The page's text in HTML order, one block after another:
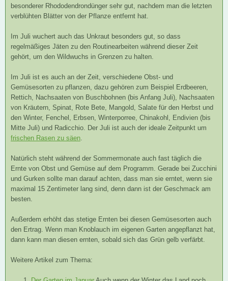
besonderer Rhododendrondünger sehr gut, nachdem man die letzten
verblühten Blätter von der Pflanze entfernt hat.
Im Juli wuchert auch das Unkraut besonders gut, so dass
regelmäßiges Jäten zu den Routinearbeiten während dieser Zeit
gehört, um den Wildwuchs in Grenzen zu halten.
Im Juli ist es auch an der Zeit, verschiedene Obst- und
Gemüsesorten zu pflanzen, dazu gehören zum Beispiel Erdbeeren,
Rettich, Nachsaaten von Buschbohnen (bis Anfang Juli), Nachsaaten
von Kräutern, Spinat, Rote Bete, Mangold, Salate für den Herbst und
den Winter, Fenchel, Erbsen, Winterporree, Chinakohl, Endivien (bis
Mitte Juli) und Radicchio. Der Juli ist auch der ideale Zeitpunkt um
frischen Rasen zu säen.
Natürlich steht während der Sommermonate auch fast täglich die
Ernte von Obst und Gemüse auf dem Programm. Gerade bei Zucchini
und Gurken sollte man darauf achten, dass man sie erntet, wenn sie
maximal 15 Zentimeter lang sind, denn dann ist der Geschmack am
besten.
Außerdem erhöht das stetige Ernten bei diesen Gemüsesorten auch
den Ertrag. Wenn man Knoblauch im eigenen Garten angepflanzt hat,
dann kann man diesen ernten, sobald sich das Grün gelb verfärbt.
Weitere Artikel zum Thema: